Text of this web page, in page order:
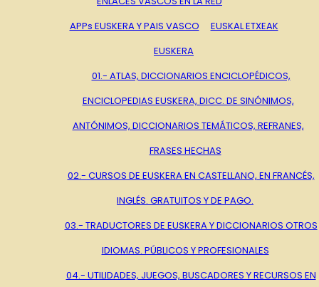
APPs EUSKERA Y PAIS VASCO
EUSKAL ETXEAK
EUSKERA
01.- ATLAS, DICCIONARIOS ENCICLOPÉDICOS,
ENCICLOPEDIAS EUSKERA, DICC. DE SINÓNIMOS,
ANTÓNIMOS, DICCIONARIOS TEMÁTICOS, REFRANES,
FRASES HECHAS
02.- CURSOS DE EUSKERA EN CASTELLANO, EN FRANCÉS,
INGLÉS. GRATUITOS Y DE PAGO.
03.- TRADUCTORES DE EUSKERA Y DICCIONARIOS OTROS
IDIOMAS. PÚBLICOS Y PROFESIONALES
04.- UTILIDADES, JUEGOS, BUSCADORES Y RECURSOS EN